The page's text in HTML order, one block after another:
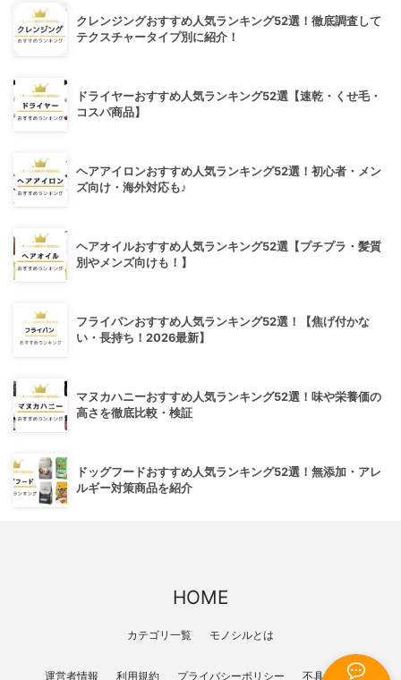
クレンジングおすすめ人気ランキング52選！徹底調査して
テクスチャータイプ別に紹介！
ドライヤーおすすめ人気ランキング52選【速乾・くせ毛・
コスパ商品】
ヘアアイロンおすすめ人気ランキング52選！初心者・メン
ズ向け・海外対応も♪
ヘアオイルおすすめ人気ランキング52選【プチプラ・髪質
別やメンズ向けも！】
フライパンおすすめ人気ランキング52選！【焦げ付かな
い・長持ち！2026最新】
マヌカハニーおすすめ人気ランキング52選！味や栄養価の
高さを徹底比較・検証
ドッグフードおすすめ人気ランキング52選！無添加・アレ
ルギー対策商品を紹介
HOME
カテゴリ一覧 モノシルとは
運営者情報 利用規約 プライバシーポリシー 不具合報告